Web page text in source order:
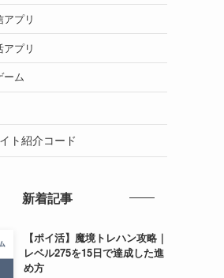
プリ
プリ
ーム
ト紹介コード
新着記事
【ポイ活】魔境トレハン攻略｜
レベル275を15日で達成した進
め方